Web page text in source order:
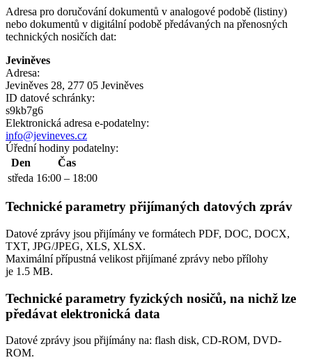
Adresa pro doručování dokumentů v analogové podobě (listiny)
nebo dokumentů v digitální podobě předávaných na přenosných
technických nosičích dat:
Jeviněves
Adresa:
Jeviněves 28, 277 05 Jeviněves
ID datové schránky:
s9kb7g6
Elektronická adresa e‑podatelny:
info@jevineves.cz
Úřední hodiny podatelny:
Den
Čas
středa 16:00 – 18:00
Technické parametry přijímaných datových zpráv
Datové zprávy jsou přijímány ve formátech PDF, DOC, DOCX,
TXT, JPG/JPEG, XLS, XLSX.
Maximální přípustná velikost přijímané zprávy nebo přílohy
je 1.5 MB.
Technické parametry fyzických nosičů, na nichž lze
předávat elektronická data
Datové zprávy jsou přijímány na: flash disk, CD-ROM, DVD-
ROM.